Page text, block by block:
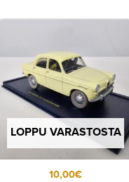
LOPPU VARASTOSTA
10,00€